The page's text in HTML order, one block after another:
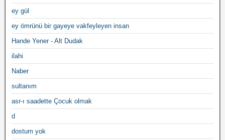
ey gül
ey ömrünü bir gayeye vakfeyleyen insan
Hande Yener - Alt Dudak
ilahi
Naber
sultanım
asr-ı saadette Çocuk olmak
d
dostum yok